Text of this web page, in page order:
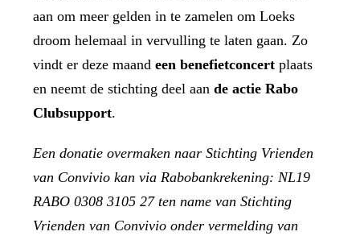
aan om meer gelden in te zamelen om Loeks
droom helemaal in vervulling te laten gaan. Zo
vindt er deze maand een benefietconcert plaats
en neemt de stichting deel aan de actie Rabo
Clubsupport.
Een donatie overmaken naar Stichting Vrienden
van Convivio kan via Rabobankrekening: NL19
RABO 0308 3105 27 ten name van Stichting
Vrienden van Convivio onder vermelding van